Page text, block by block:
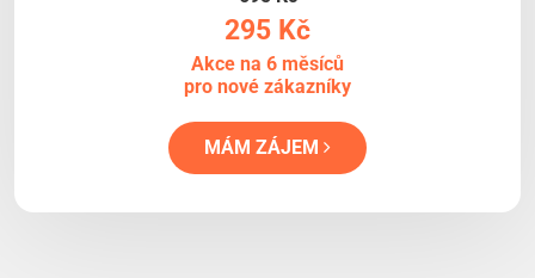
295 Kč
Akce na 6 měsíců
pro nové zákazníky
MÁM ZÁJEM